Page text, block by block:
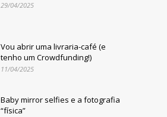
29/04/2025
Vou abrir uma livraria-café (e
tenho um Crowdfunding!)
11/04/2025
Baby mirror selfies e a fotografia
“física”